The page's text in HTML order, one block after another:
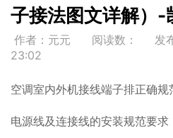
子接法图文详解）-
作者：元元 阅读数： 发
23:02
空调室内外机接线端子排正确规
电源线及连接线的安装规范要求